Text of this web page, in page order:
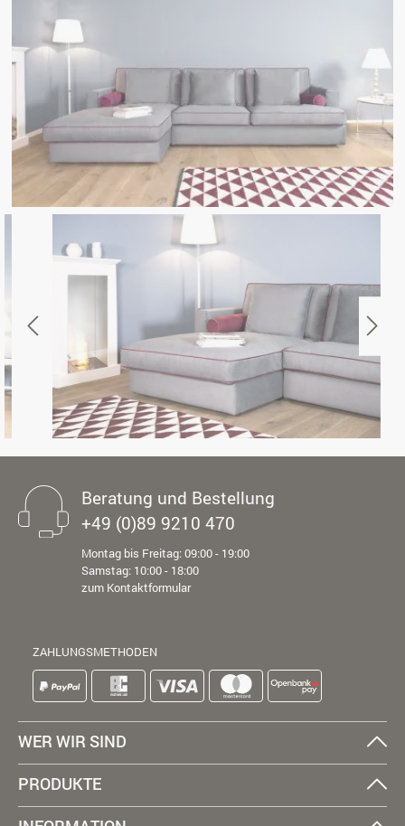
Beratung und Bestellung
+49 (0)89 9210 470
Montag bis Freitag: 09:00 - 19:00
Samstag: 10:00 - 18:00
zum Kontaktformular
ZAHLUNGSMETHODEN
WER WIR SIND
PRODUKTE